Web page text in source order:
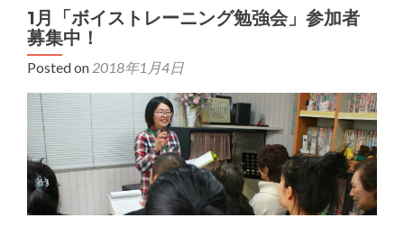
1月「ボイストレーニング勉強会」参加者
募集中！
Posted on 2018年1月4日